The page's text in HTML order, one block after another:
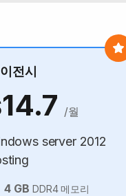
전시
14.7 /월
server 2012
4GB DDR4 메모리